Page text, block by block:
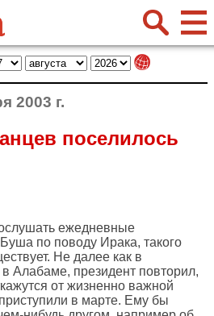
2003 г.
поселилось
ежедневные
по поводу Ирака, такого
Не далее как в
Алабаме, президент повторил,
от жизненно важной
в марте. Ему бы